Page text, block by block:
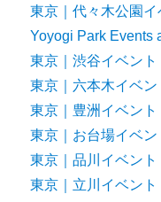
東京｜代々木公園イ
Yoyogi Park Events
東京｜渋谷イベント
東京｜六本木イベン
東京｜豊洲イベント
東京｜お台場イベン
東京｜品川イベント
東京｜立川イベント